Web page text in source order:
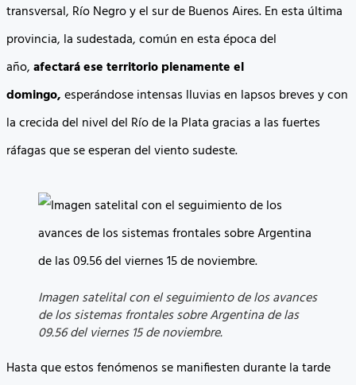
transversal, Río Negro y el sur de Buenos Aires. En esta última
provincia, la sudestada, común en esta época del
año,afectará ese territorio plenamente el
domingo,esperándose intensas lluvias en lapsos breves y con
la crecida del nivel del Río de la Plata gracias a las fuertes
ráfagas que se esperan del viento sudeste.
Imagen satelital con el seguimiento de los avances
de los sistemas frontales sobre Argentina de las
09.56 del viernes 15 de noviembre.
Hasta que estos fenómenos se manifiesten durante la tarde